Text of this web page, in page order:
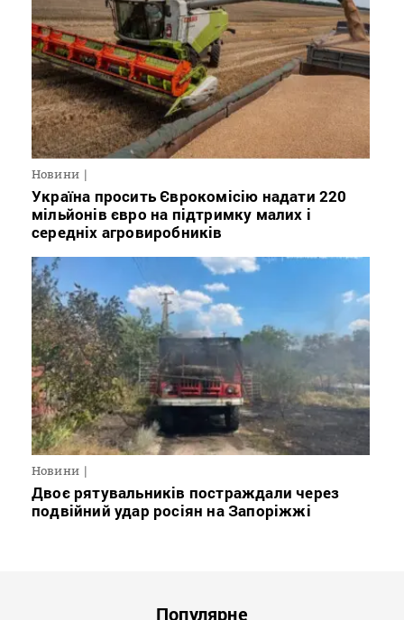
Новини
Україна просить Єврокомісію надати 220
мільйонів євро на підтримку малих і
середніх агровиробників
Новини
Двоє рятувальників постраждали через
подвійний удар росіян на Запоріжжі
Популярне